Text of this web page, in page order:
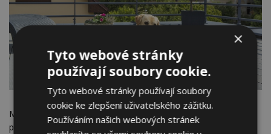
Materiál Twinson obsahuje 50 % PVC (plně recyklovatelný
plast) a 50 % borovicových pilin (které pocházejí z lesů
×
Tyto webové stránky
používají soubory cookie.
Tyto webové stránky používají soubory
cookie ke zlepšení uživatelského zážitku.
Používáním našich webových stránek